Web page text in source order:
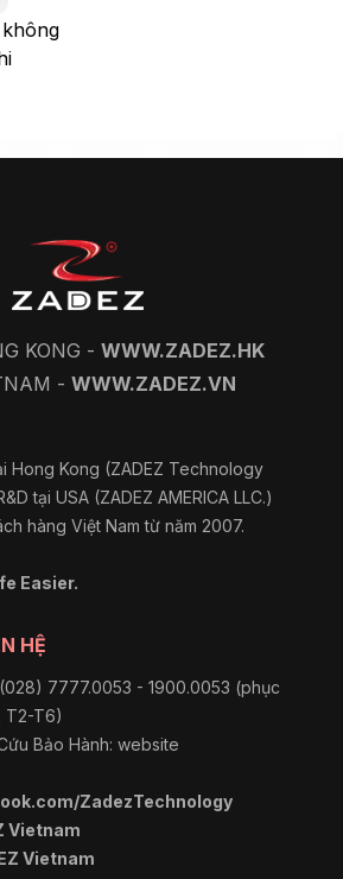
KONG - WWW.ZADEZ.HK
- WWW.ZADEZ.VN
Hong Kong (ZADEZ Technology
tại USA (ZADEZ AMERICA LLC.)
hàng Việt Nam từ năm 2007.
Easier.
HỆ
7777.0053 - 1900.0053 (phục
T2-T6)
Bảo Hành: website
ZadezTechnology
Vietnam
Vietnam